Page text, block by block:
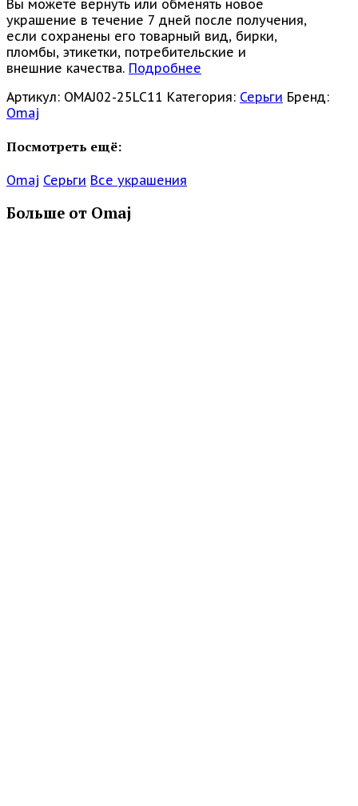
Вы можете вернуть или обменять новое
украшение в течение 7 дней после получения,
если сохранены его товарный вид, бирки,
пломбы, этикетки, потребительские и
внешние качества. Подробнее
Артикул: OMAJ02-25LC11 Категория: Серьги Бренд:
Omaj
Посмотреть ещё:
Omaj Серьги Все украшения
Больше от Omaj